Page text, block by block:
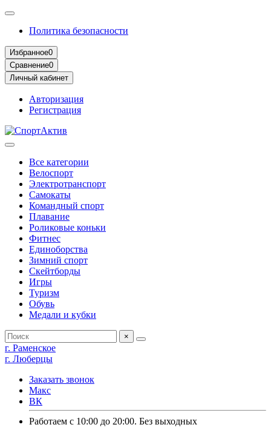
Политика безопасности
Избранное0
Сравнение0
Личный кабинет
Авторизация
Регистрация
Все категории
Велоспорт
Электротранспорт
Самокаты
Командный спорт
Плавание
Роликовые коньки
Фитнес
Единоборства
Зимний спорт
Скейтборды
Игры
Туризм
Обувь
Медали и кубки
×
г. Раменское
г. Люберцы
Заказать звонок
Макс
ВК
Работаем с 10:00 до 20:00. Без выходных